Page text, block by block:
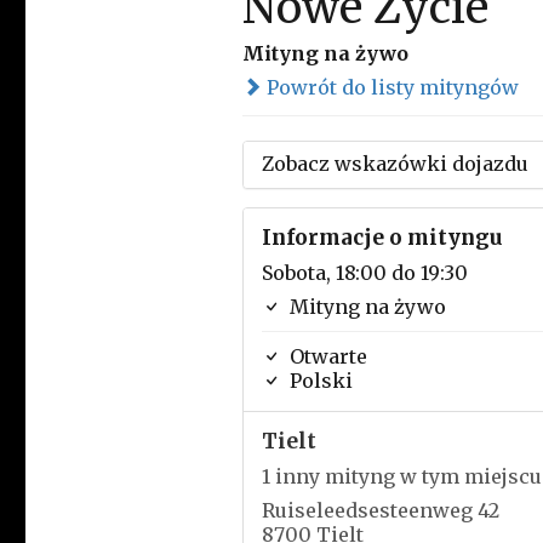
Mityng na żywo
Powrót do listy mityngów
Zobacz wskazówki dojazdu
Informacje o mityngu
Sobota, 18:00 do 19:30
Mityng na żywo
Otwarte
Polski
Tielt
1 inny mityng w tym miejscu
Ruiseleedsesteenweg 42
8700 Tielt